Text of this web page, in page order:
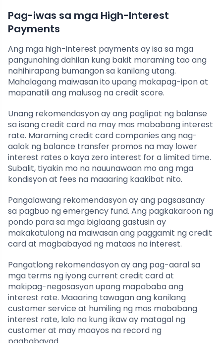
Pag-iwas sa mga High-Interest
Payments
Ang mga high-interest payments ay isa sa mga
pangunahing dahilan kung bakit maraming tao ang
nahihirapang bumangon sa kanilang utang.
Mahalagang maiwasan ito upang makapag-ipon at
mapanatili ang malusog na credit score.
Unang rekomendasyon ay ang paglipat ng balanse
sa isang credit card na may mas mababang interest
rate. Maraming credit card companies ang nag-
aalok ng balance transfer promos na may lower
interest rates o kaya zero interest for a limited time.
Subalit, tiyakin mo na nauunawaan mo ang mga
kondisyon at fees na maaaring kaakibat nito.
Pangalawang rekomendasyon ay ang pagsasanay
sa pagbuo ng emergency fund. Ang pagkakaroon ng
pondo para sa mga biglaang gastusin ay
makakatulong na maiwasan ang paggamit ng credit
card at magbabayad ng mataas na interest.
Pangatlong rekomendasyon ay ang pag-aaral sa
mga terms ng iyong current credit card at
makipag-negosasyon upang mapababa ang
interest rate. Maaaring tawagan ang kanilang
customer service at humiling ng mas mababang
interest rate, lalo na kung ikaw ay matagal ng
customer at may maayos na record ng